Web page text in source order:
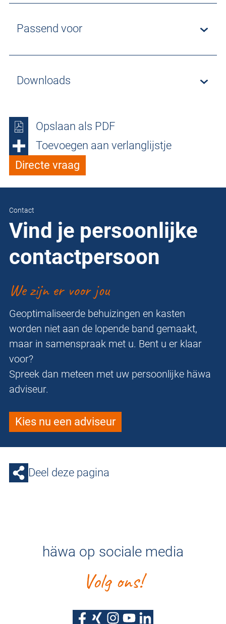
Passend voor
Downloads
Opslaan als PDF
Toevoegen aan verlanglijstje
Directe vraag
Contact
Vind je persoonlijke
contactpersoon
We zijn er voor jou
Geoptimaliseerde behuizingen en kasten
worden niet aan de lopende band gemaakt,
maar in samenspraak met u. Bent u er klaar
voor?
Spreek dan meteen met uw persoonlijke häwa
adviseur.
Kies nu een adviseur
Deel deze pagina
häwa op sociale media
Volg ons!